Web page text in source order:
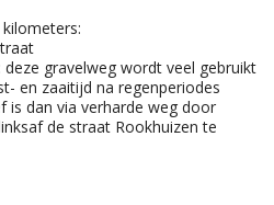
gravelweg wordt veel gebruikt
en zaaitijd na regenperiodes
is dan via verharde weg door
de straat Rookhuizen te